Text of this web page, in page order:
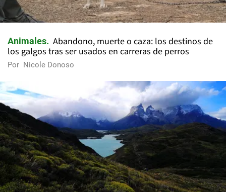
Animales
Abandono, muerte o caza: los destinos de
los galgos tras ser usados en carreras de perros
Por Nicole Donoso